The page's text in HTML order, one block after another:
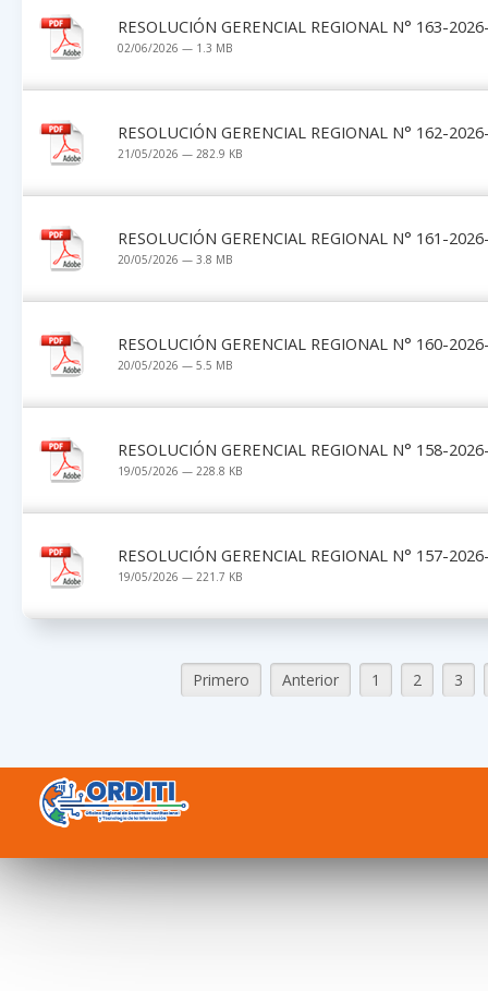
RESOLUCIÓN GERENCIAL REGIONAL N° 163-
02/06/2026 — 1.3 MB
RESOLUCIÓN GERENCIAL REGIONAL N° 162-
21/05/2026 — 282.9 KB
RESOLUCIÓN GERENCIAL REGIONAL N° 161-
20/05/2026 — 3.8 MB
RESOLUCIÓN GERENCIAL REGIONAL N° 160-
20/05/2026 — 5.5 MB
RESOLUCIÓN GERENCIAL REGIONAL N° 158-
19/05/2026 — 228.8 KB
RESOLUCIÓN GERENCIAL REGIONAL N° 157-
19/05/2026 — 221.7 KB
Primero Anterior 1 2 3